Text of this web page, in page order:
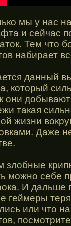
мы у нас
и сейчас
Тем что
набирает
данный
который
они
такая
жизни
Даже
злобные
можно себе
И дальше
геймеры
или что